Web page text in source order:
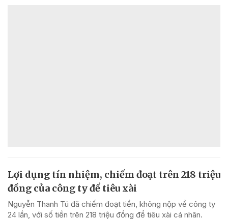
Lợi dụng tín nhiệm, chiếm đoạt trên 218 triệu
đồng của công ty để tiêu xài
Nguyễn Thanh Tú đã chiếm đoạt tiền, không nộp về công ty
24 lần, với số tiền trên 218 triệu đồng để tiêu xài cá nhân.